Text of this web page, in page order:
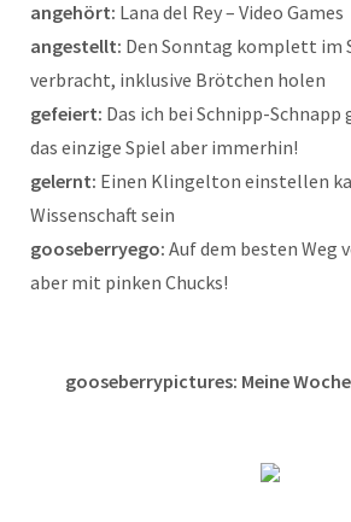
angehört: Lana del Rey – Video Games
angestellt: Den Sonntag komplett im
verbracht, inklusive Brötchen holen
gefeiert: Das ich bei Schnipp-Schnapp
das einzige Spiel aber immerhin!
gelernt: Einen Klingelton einstellen
Wissenschaft sein
gooseberryego: Auf dem besten Weg
aber mit pinken Chucks!
gooseberrypictures: Meine